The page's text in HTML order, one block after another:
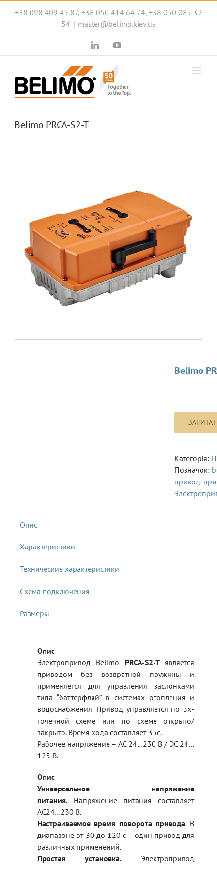
+38 098 409 45 87, +38 050 414 64 74, +38 050 085 32
54 | master@belimo.kiev.ua
LinkedInYouTube
Belimo PRCA-S2-T
Belimo
Категорія:
Позначок:
привод,
Характеристики
Технические характеристики
Схема подключения
Размеры
Электропривод Belimo PRCA-S2-T является
приводом без возвратной пружины и
применяется для управления заслонками
типа “баттерфляй” в системах отопления и
водоснабжения. Привод управляется по 3х-
точечной схеме или по схеме открыто/
закрыто. Время хода составляет 35с.
Рабочее напряжение – AC 24…230 В / DC 24…
125 B.
Универсальное напряжение
питания. Напряжение питания составляет
АС24…230 В.
Настраиваемое время поворота привода. В
диапазоне от 30 до 120 с – один привод для
различных применений.
Простая установка. Электропривод